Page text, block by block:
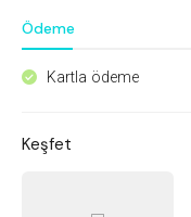
Ödeme
^ Kartla ödeme
Keşfet